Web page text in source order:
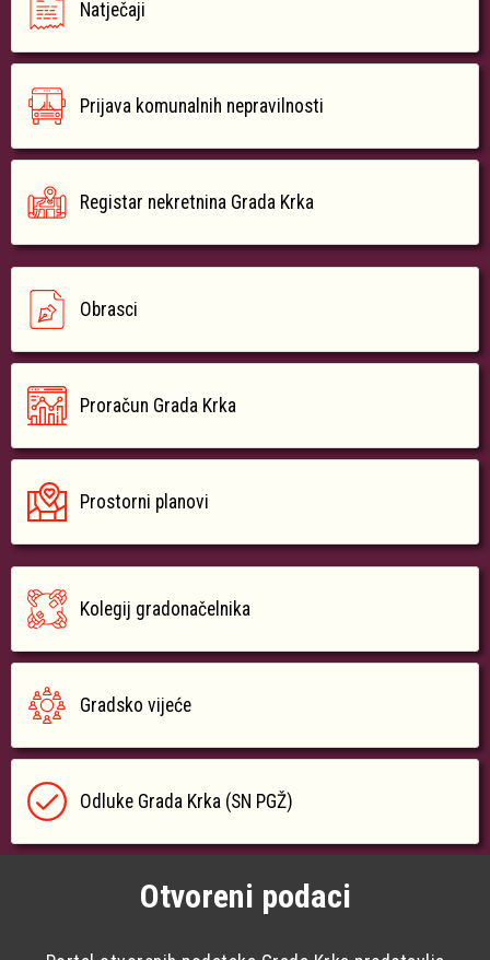
Natječaji
Prijava komunalnih nepravilnosti
Registar nekretnina Grada Krka
Obrasci
Proračun Grada Krka
Prostorni planovi
Kolegij gradonačelnika
Gradsko vijeće
Odluke Grada Krka (SN PGŽ)
Otvoreni podaci